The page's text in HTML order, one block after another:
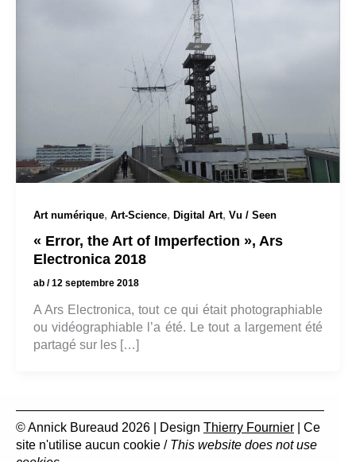
Art numérique, Art-Science, Digital Art, Vu / Seen
« Error, the Art of Imperfection », Ars
Electronica 2018
ab /12 septembre 2018
A Ars Electronica, tout ce qui était photographiable
ou vidéographiable l’a été. Le tout a largement été
partagé sur les […]
© Annick Bureaud 2026 | Design Thierry Fournier | Ce
site n'utilise aucun cookie / This website does not use